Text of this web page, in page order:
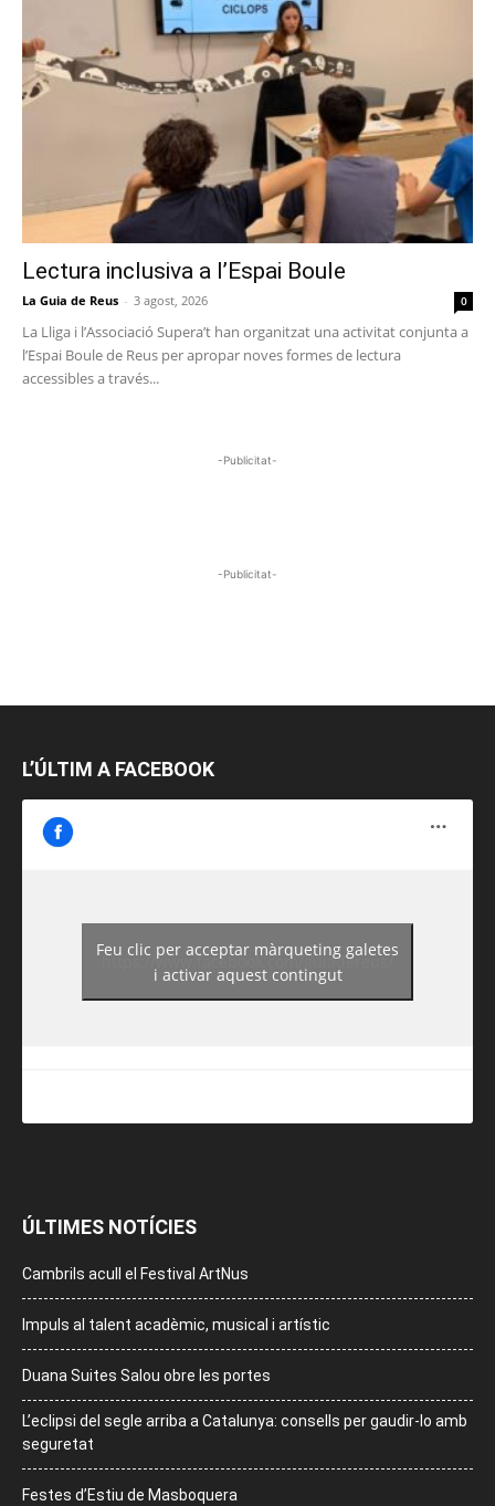
Lectura inclusiva a l’Espai Boule
La Guia de Reus - 3 agost, 2026 0
La Lliga i l’Associació Supera’t han organitzat una activitat conjunta a
l’Espai Boule de Reus per apropar noves formes de lectura
accessibles a través...
-Publicitat-
-Publicitat-
L’ÚLTIM A FACEBOOK
https://www.facebook.com/guiadereus/
Feu clic per acceptar màrqueting galetes
i activar aquest contingut
ÚLTIMES NOTÍCIES
Cambrils acull el Festival ArtNus
Impuls al talent acadèmic, musical i artístic
Duana Suites Salou obre les portes
L’eclipsi del segle arriba a Catalunya: consells per gaudir-lo amb
seguretat
Festes d’Estiu de Masboquera